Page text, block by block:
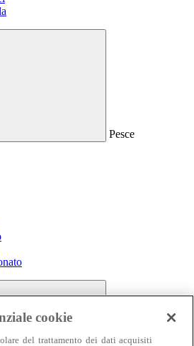
Pesce
cookie
del trattamento dei dati acquisiti